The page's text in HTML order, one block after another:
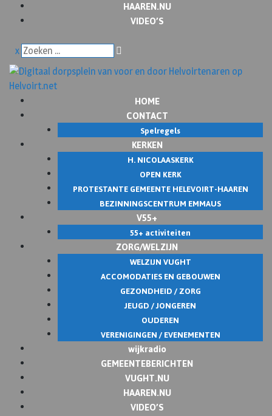
HAAREN.NU
VIDEO’S
x
HOME
CONTACT
Spelregels
KERKEN
H. NICOLAASKERK
OPEN KERK
PROTESTANTE GEMEENTE HELEVOIRT-HAAREN
BEZINNINGSCENTRUM EMMAUS
V55+
55+ activiteiten
ZORG/WELZIJN
WELZIJN VUGHT
ACCOMODATIES EN GEBOUWEN
GEZONDHEID / ZORG
JEUGD / JONGEREN
OUDEREN
VERENIGINGEN / EVENEMENTEN
wijkradio
GEMEENTEBERICHTEN
VUGHT.NU
HAAREN.NU
VIDEO’S